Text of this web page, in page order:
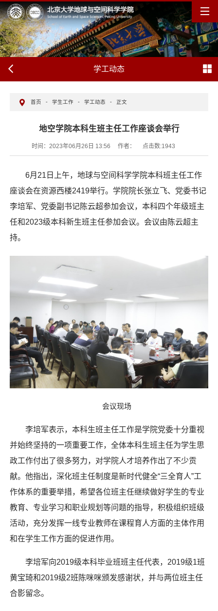
学工动态
首页 - 学生工作 - 学工动态 - 正文
地空学院本科生班主任工作座谈会举行
时间：2023年06月26日 13:56 作者： 点击数:1943
6月21日上午，地球与空间科学学院本科班主任工作
座谈会在资源西楼2419举行。学院院长张立飞、党委书记
李培军、党委副书记陈云超参加会议，本科四个年级班主
任和2023级本科新生班主任参加会议。会议由陈云超主
持。
会议现场
李培军表示，本科生班主任工作是学院党委十分重视
并始终坚持的一项重要工作，全体本科生班主任为学生思
政工作付出了很多努力，对学院人才培养作出了不少贡
献。他指出，深化班主任制度是新时代健全“三全育人”工
作体系的重要举措，希望各位班主任继续做好学生的专业
教育、专业学习和职业规划等问题的指导，积极组织班级
活动，充分发挥一线专业教师在课程育人方面的主体作用
和在学生工作方面的促进作用。
李培军向2019级本科毕业班班主任代表，2019级1班
黄宝琦和2019级2班陈咪咪颁发感谢状，并与两位班主任
合影留念。